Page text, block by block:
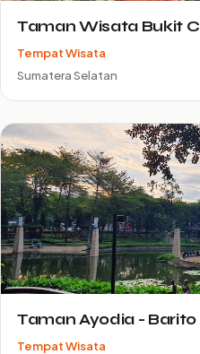
Taman Wisata Bukit
Tempat Wisata
Sumatera Selatan
Taman Ayodia - Barito
Tempat Wisata